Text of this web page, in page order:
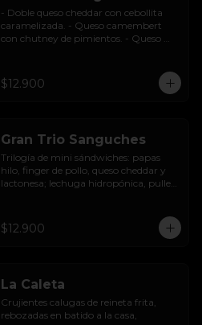
- Doble queso cheddar con cebollita
caramelizada. - Queso camembert
con chutney de pimientos. - Queso
$12.900
Gran Trio Sanguches
Trilogía de mini sándwiches: papas
hilo, finger de pollo, queso cheddar y
lactonesa; lechuga hidropónica, pulled
salsa tártara, cebolla encurtida,
mayonesa y palta.
$12.900
La Caleta
Crujientes calugas de reineta frita,
rebozadas en batido a la casa,